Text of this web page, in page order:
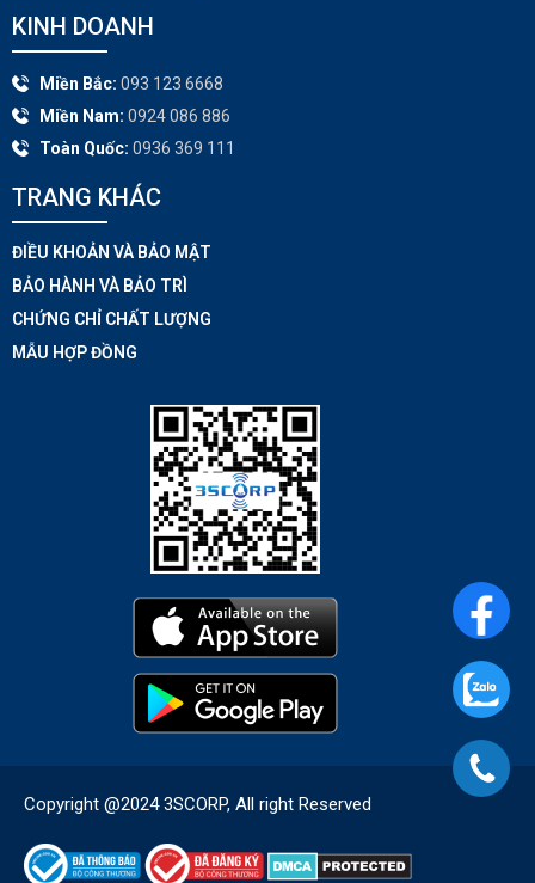
KINH DOANH
Miền Bắc: 093 123 6668
Miền Nam: 0924 086 886
Toàn Quốc: 0936 369 111
TRANG KHÁC​
ĐIỀU KHOẢN VÀ BẢO MẬT
BẢO HÀNH VÀ BẢO TRÌ
CHỨNG CHỈ CHẤT LƯỢNG
MẪU HỢP ĐỒNG
Copyright @2024 3SCORP, All right Reserved